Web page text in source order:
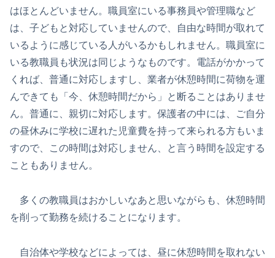
はほとんどいません。職員室にいる事務員や管理職など
は、子どもと対応していませんので、自由な時間が取れて
いるように感じている人がいるかもしれません。職員室に
いる教職員も状況は同じようなものです。電話がかかって
くれば、普通に対応しますし、業者が休憩時間に荷物を運
んできても「今、休憩時間だから」と断ることはありませ
ん。普通に、親切に対応します。保護者の中には、ご自分
の昼休みに学校に遅れた児童費を持って来られる方もいま
すので、この時間は対応しません、と言う時間を設定する
こともありません。
多くの教職員はおかしいなあと思いながらも、休憩時間
を削って勤務を続けることになります。
自治体や学校などによっては、昼に休憩時間を取れない